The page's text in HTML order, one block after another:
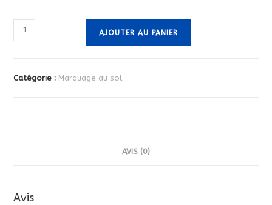
quantité
de
AJOUTER AU PANIER
Catégorie : Marquage au sol
AVIS (0)
Avis